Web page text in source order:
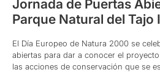
Jornada de Puertas
Parque Natural del
El Día Europeo de Natura 2000 se
abiertas para dar a conocer el
las acciones de conservación que se